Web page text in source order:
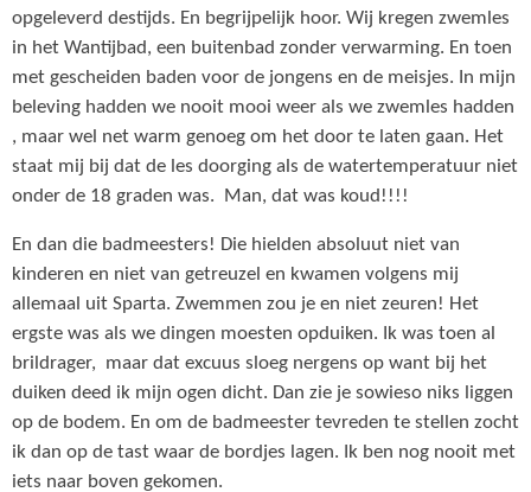
opgeleverd destijds. En begrijpelijk hoor. Wij kregen zwemles
in het Wantijbad, een buitenbad zonder verwarming. En toen
met gescheiden baden voor de jongens en de meisjes. In mijn
beleving hadden we nooit mooi weer als we zwemles hadden
, maar wel net warm genoeg om het door te laten gaan. Het
staat mij bij dat de les doorging als de watertemperatuur niet
onder de 18 graden was. Man, dat was koud!!!!
En dan die badmeesters! Die hielden absoluut niet van
kinderen en niet van getreuzel en kwamen volgens mij
allemaal uit Sparta. Zwemmen zou je en niet zeuren! Het
ergste was als we dingen moesten opduiken. Ik was toen al
brildrager, maar dat excuus sloeg nergens op want bij het
duiken deed ik mijn ogen dicht. Dan zie je sowieso niks liggen
op de bodem. En om de badmeester tevreden te stellen zocht
ik dan op de tast waar de bordjes lagen. Ik ben nog nooit met
iets naar boven gekomen.